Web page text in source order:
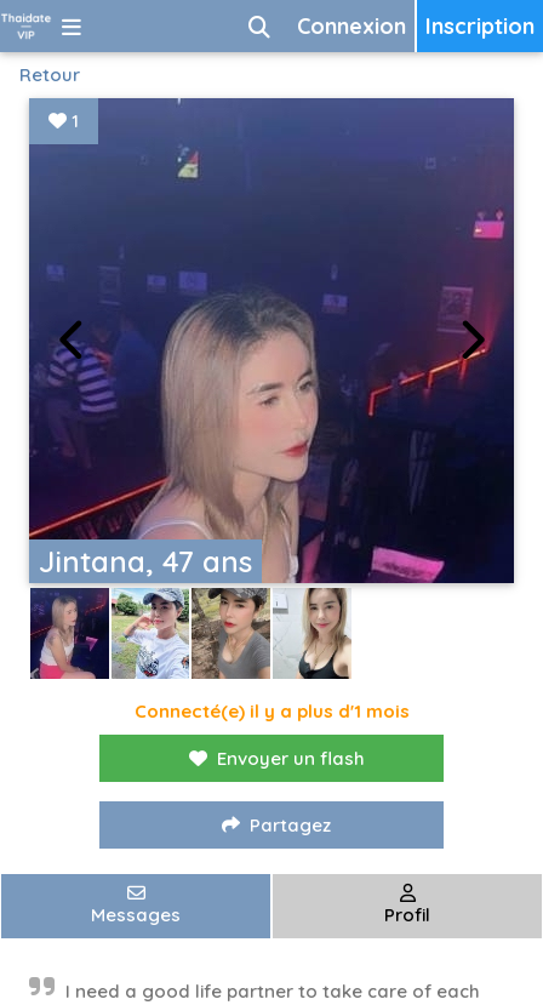
Inscription
Connexion
Retour
Jintana, 47 ans
1
Connecté(e) il y a plus d'1 mois
Envoyer un flash
Partagez
Messages Profil
I need a good life partner to take care of each